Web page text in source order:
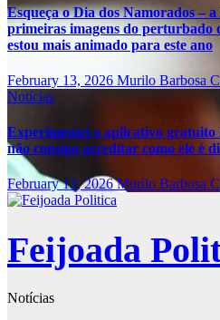
Esqueça o Dia dos Namorados –
primeiras imagens do perturbado
estou mais animado para este ano
February 13, 2026 Murilo Barbosa
Notícias
Experimentei o aplicativo
não consigo acreditar como ele é
February 13, 2026Murilo Barbosa
Feijoada
Notícias